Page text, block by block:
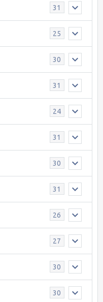
31
25
30
31
24
31
30
31
26
27
30
30